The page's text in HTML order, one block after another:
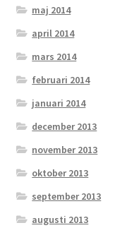
maj 2014
april 2014
mars 2014
februari 2014
januari 2014
december 2013
november 2013
oktober 2013
september 2013
augusti 2013